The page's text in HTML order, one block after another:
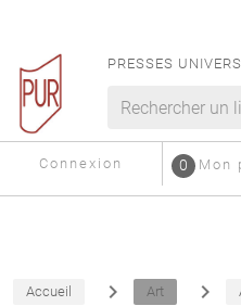
PRESSES
Connexion Mon
0
Accueil navigate_next Art navigate_next